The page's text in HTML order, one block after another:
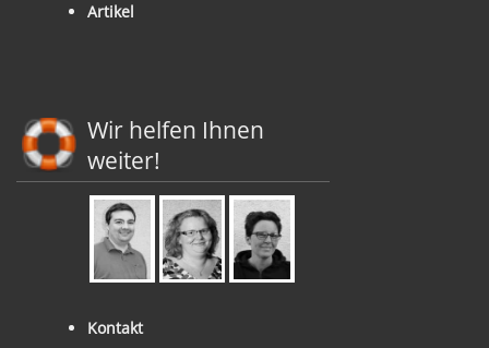
Artikel
Wir helfen Ihnen
weiter!
Kontakt